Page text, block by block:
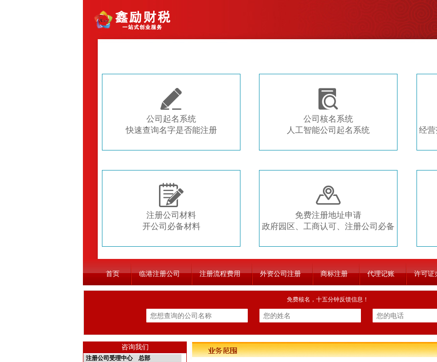

公司起名系统
快速查询名字是否能注册

公司核名系统
人工智能公司起名系统
经

注册公司材料
开公司必备材料

免费注册地址申请
政府园区、工商认可、注册公司必备
首页 临港注册公司 注册流程费用 外资公司注册 商标注册 代理记账 许可证
免费核名，十五分钟反馈信息！
咨询我们
注册公司受理中心 总部